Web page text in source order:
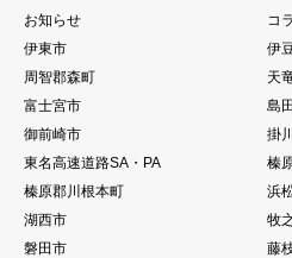
お知らせ
コ
伊東市
伊
周智郡森町
天
富士宮市
島
御前崎市
掛
東名高速道路SA・PA
榛
榛原郡川根本町
浜
湖西市
牧
磐田市
藤